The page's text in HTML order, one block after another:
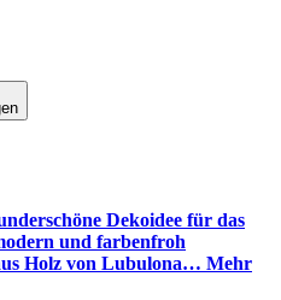
Dekoidee für das
und farbenfroh
Holz von Lubulona… Mehr